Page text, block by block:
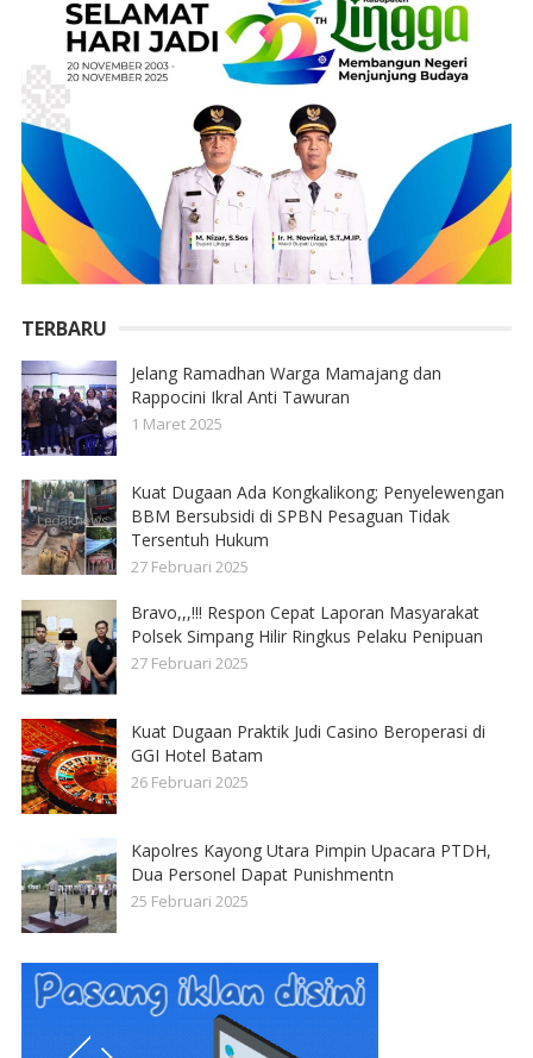
TERBARU
Jelang Ramadhan Warga Mamajang dan
Rappocini Ikral Anti Tawuran
1 Maret 2025
Kuat Dugaan Ada Kongkalikong; Penyelewengan
BBM Bersubsidi di SPBN Pesaguan Tidak
Tersentuh Hukum
27 Februari 2025
Bravo,,,!!! Respon Cepat Laporan Masyarakat
Polsek Simpang Hilir Ringkus Pelaku Penipuan
27 Februari 2025
Kuat Dugaan Praktik Judi Casino Beroperasi di
GGI Hotel Batam
26 Februari 2025
Kapolres Kayong Utara Pimpin Upacara PTDH,
Dua Personel Dapat Punishmentn
25 Februari 2025